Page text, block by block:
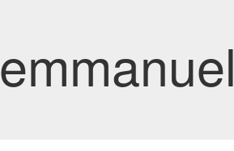
emmanuel